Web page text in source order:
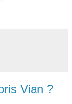
Vian ?